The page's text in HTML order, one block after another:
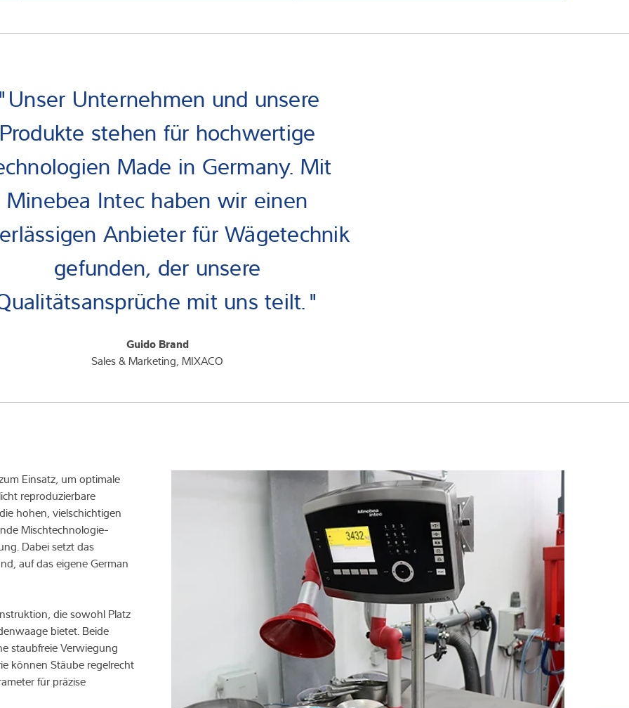
Unternehmen und unsere
stehen für hochwertige
Made in Germany. Mit
Minebea Intec haben wir einen
Anbieter für Wägetechnik
gefunden, der unsere
mit uns teilt."
Guido Brand
Sales & Marketing, MIXACO
Einsatz, um optimale
reproduzierbare
hohen, vielschichtigen
Mischtechnologie-
Dabei setzt das
auf das eigene German
die sowohl Platz
bietet. Beide
staubfreie Verwiegung
können Stäube regelrecht
für präzise